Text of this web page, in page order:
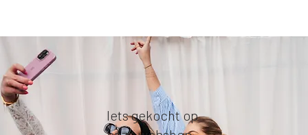
Iets gekocht op